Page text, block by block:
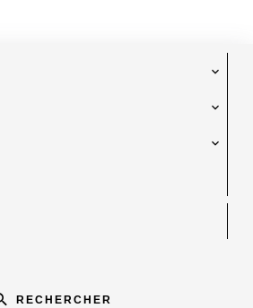
RECHERCHER